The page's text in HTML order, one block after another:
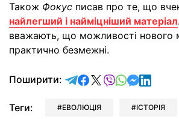
Також Фокус писав про те, що
найлегший і найміцніший матеріал
вважають, що можливості нового
практично безмежні.
Поширити: відправити у Telegram
поділитись у
поділитись у X
відправити у
Теги: ЕВОЛЮЦІЯ ІСТОРІЯ